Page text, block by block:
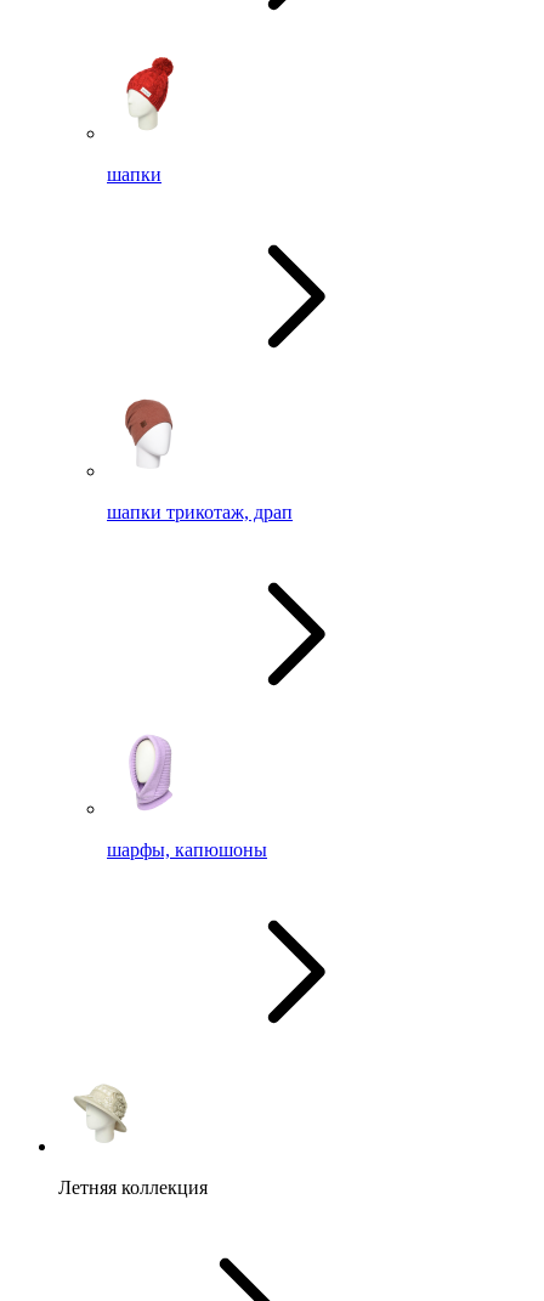
шапки
шапки трикотаж, драп
шарфы, капюшоны
Летняя коллекция